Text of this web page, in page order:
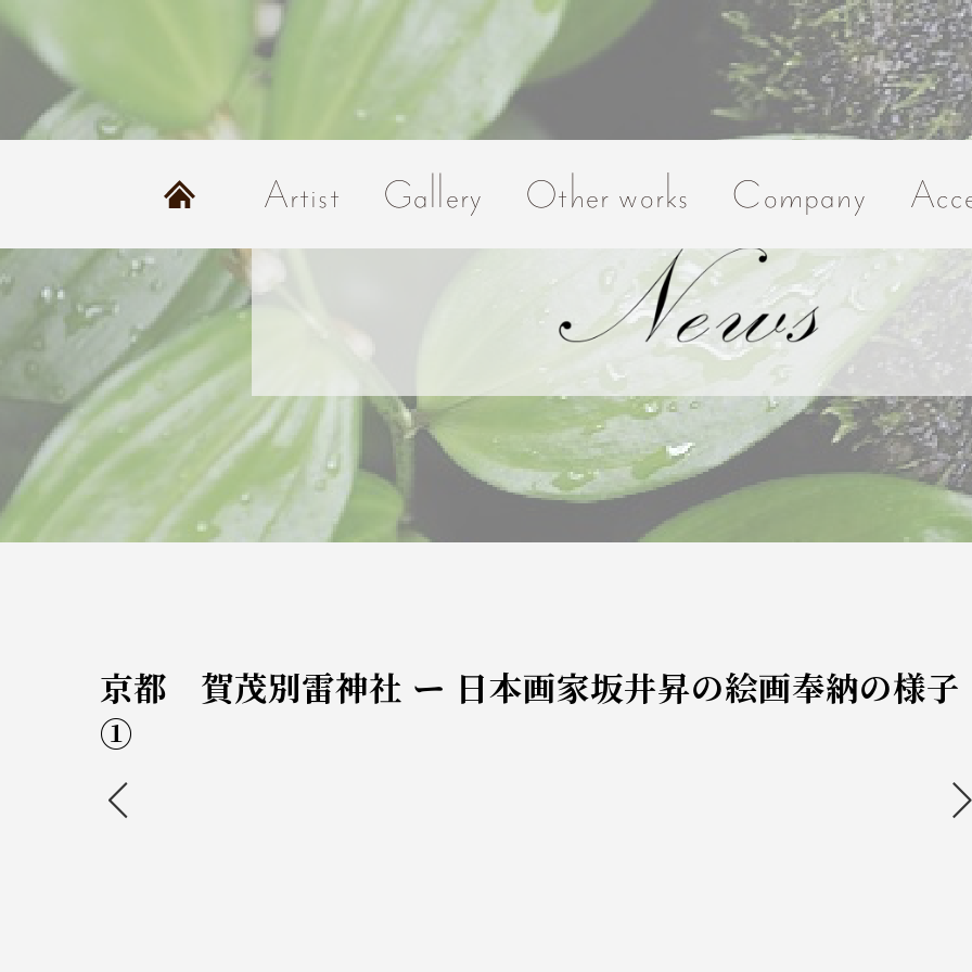
Home
Artist Gallery Other works Company
京都 賀茂別雷神社 ー 日本画家坂井昇の絵画奉納の様子
①
<